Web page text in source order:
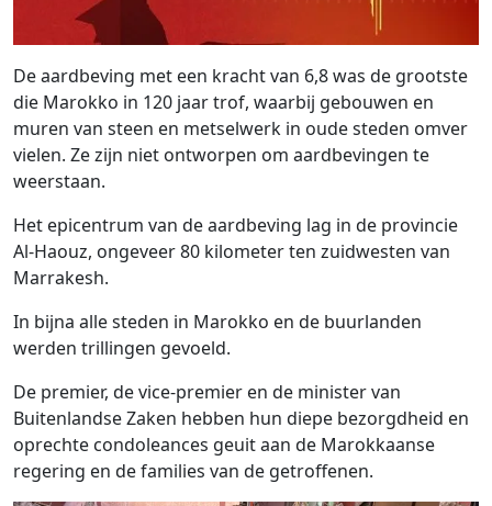
De aardbeving met een kracht van 6,8 was de grootste
die Marokko in 120 jaar trof, waarbij gebouwen en
muren van steen en metselwerk in oude steden omver
vielen. Ze zijn niet ontworpen om aardbevingen te
weerstaan.
Het epicentrum van de aardbeving lag in de provincie
Al-Haouz, ongeveer 80 kilometer ten zuidwesten van
Marrakesh.
In bijna alle steden in Marokko en de buurlanden
werden trillingen gevoeld.
De premier, de vice-premier en de minister van
Buitenlandse Zaken hebben hun diepe bezorgdheid en
oprechte condoleances geuit aan de Marokkaanse
regering en de families van de getroffenen.